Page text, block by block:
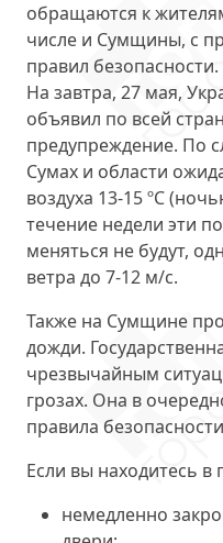
обращаются к
числе и Сумщины, с
правил безопасности.
На завтра, 27 мая,
объявил по всей
предупреждение. По
Сумах и области
воздуха 13-15 ºС
течение недели эти
меняться не будут,
ветра до 7-12 м/с.
Также на Сумщине
дожди.
чрезвычайным
грозах. Она в
правила
Если вы находитесь
немедленно